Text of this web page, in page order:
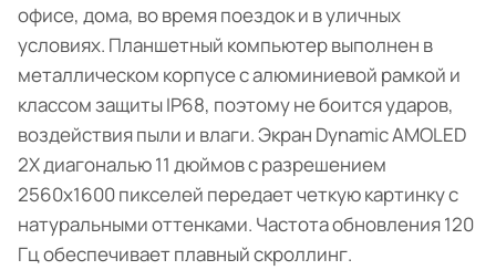
офисе, дома, во время поездок и в уличных
условиях. Планшетный компьютер выполнен в
металлическом корпусе с алюминиевой рамкой и
классом защиты IP68, поэтому не боится ударов,
воздействия пыли и влаги. Экран Dynamic AMOLED
2X диагональю 11 дюймов с разрешением
2560x1600 пикселей передает четкую картинку с
натуральными оттенками. Частота обновления 120
Гц обеспечивает плавный скроллинг.